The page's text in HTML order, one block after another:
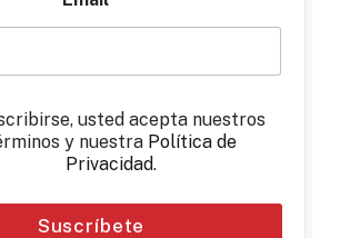
usted acepta nuestros
y nuestra Política de
Privacidad.
Suscríbete